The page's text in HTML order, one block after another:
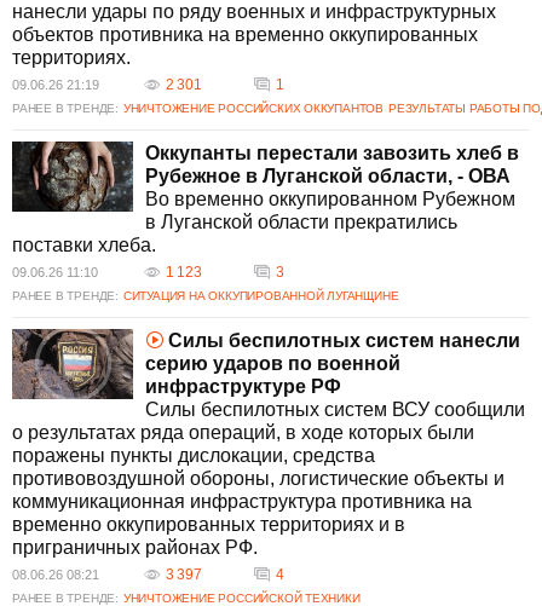
нанесли удары по ряду военных и инфраструктурных
объектов противника на временно оккупированных
территориях.
09.06.26 21:19 2 301 1
РАНЕЕ В ТРЕНДЕ: УНИЧТОЖЕНИЕ РОССИЙСКИХ ОККУПАНТОВ РЕЗУЛЬТАТЫ РАБОТЫ
Оккупанты перестали завозить хлеб в
Рубежное в Луганской области, - ОВА
Во временно оккупированном Рубежном
в Луганской области прекратились
поставки хлеба.
09.06.26 11:10 1 123 3
РАНЕЕ В ТРЕНДЕ: СИТУАЦИЯ НА ОККУПИРОВАННОЙ ЛУГАНЩИНЕ
Силы беспилотных систем нанесли
серию ударов по военной
инфраструктуре РФ
Силы беспилотных систем ВСУ сообщили
о результатах ряда операций, в ходе которых были
поражены пункты дислокации, средства
противовоздушной обороны, логистические объекты и
коммуникационная инфраструктура противника на
временно оккупированных территориях и в
приграничных районах РФ.
08.06.26 08:21 3 397 4
РАНЕЕ В ТРЕНДЕ: УНИЧТОЖЕНИЕ РОССИЙСКОЙ ТЕХНИКИ